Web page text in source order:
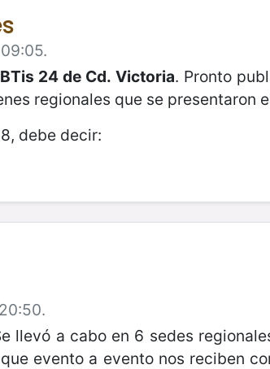
24 de Cd. Victoria. Pronto
regionales que se presentaron
debe decir:
llevó a cabo en 6 sedes
evento a evento nos reciben